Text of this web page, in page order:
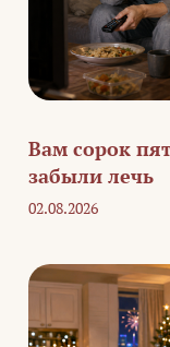
Вам сорок
забыли лечь
02.08.2026